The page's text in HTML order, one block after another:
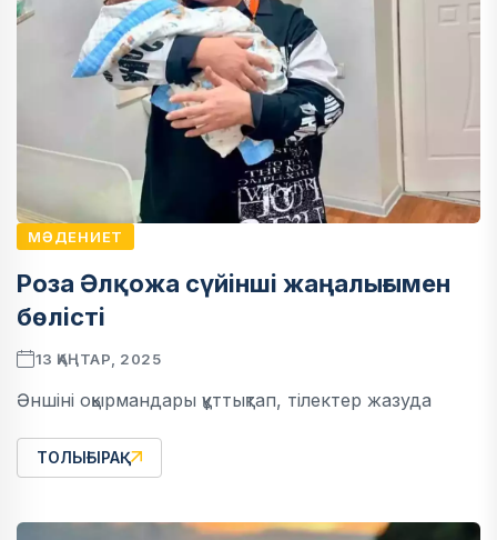
МӘДЕНИЕТ
Роза Әлқожа сүйінші жаңалығымен
бөлісті
13 ҚАҢТАР, 2025
Әншіні оқырмандары құттықтап, тілектер жазуда
ТОЛЫҒЫРАҚ